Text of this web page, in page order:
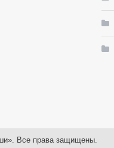
Все права защищены.